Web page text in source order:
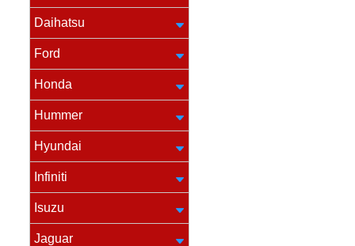
Daihatsu
Ford
Honda
Hummer
Hyundai
Infiniti
Isuzu
Jaguar